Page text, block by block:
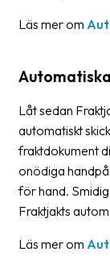
Kundtjänst
företaget
Om
Fraktjakt
Läs mer om
Låt sedan
automatiskt
fraktdokument
onödiga
för hand.
Fraktjakts
Läs mer om